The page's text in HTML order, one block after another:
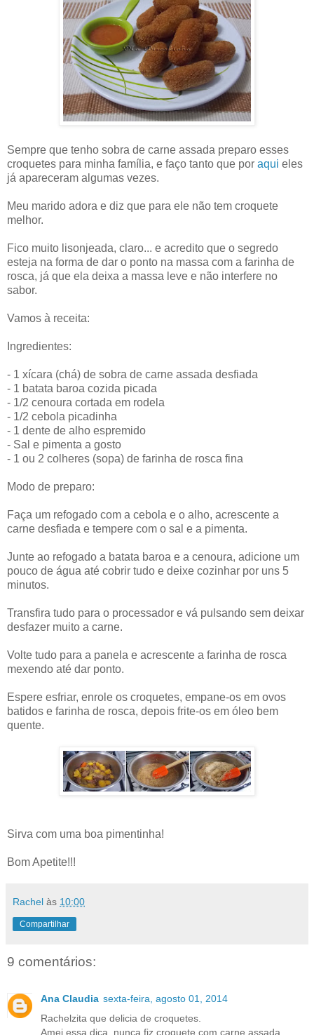
Sempre que tenho sobra de carne assada preparo esses
croquetes para minha família, e faço tanto que por aqui eles
já apareceram algumas vezes.
Meu marido adora e diz que para ele não tem croquete
melhor.
Fico muito lisonjeada, claro... e acredito que o segredo
esteja na forma de dar o ponto na massa com a farinha de
rosca, já que ela deixa a massa leve e não interfere no
sabor.
Vamos à receita:
Ingredientes:
- 1 xícara (chá) de sobra de carne assada desfiada
- 1 batata baroa cozida picada
- 1/2 cenoura cortada em rodela
- 1/2 cebola picadinha
- 1 dente de alho espremido
- Sal e pimenta a gosto
- 1 ou 2 colheres (sopa) de farinha de rosca fina
Modo de preparo:
Faça um refogado com a cebola e o alho, acrescente a
carne desfiada e tempere com o sal e a pimenta.
Junte ao refogado a batata baroa e a cenoura, adicione um
pouco de água até cobrir tudo e deixe cozinhar por uns 5
minutos.
Transfira tudo para o processador e vá pulsando sem deixar
desfazer muito a carne.
Volte tudo para a panela e acrescente a farinha de rosca
mexendo até dar ponto.
Espere esfriar, enrole os croquetes, empane-os em ovos
batidos e farinha de rosca, depois frite-os em óleo bem
quente.
Sirva com uma boa pimentinha!
Bom Apetite!!!
Rachel às 10:00
Compartilhar
9 comentários:
Ana Claudia sexta-feira, agosto 01, 2014
Rachelzita que delicia de croquetes.
Amei essa dica, nunca fiz croquete com carne assada.